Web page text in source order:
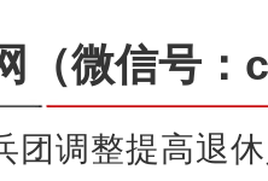
（微信号
团调整提高退